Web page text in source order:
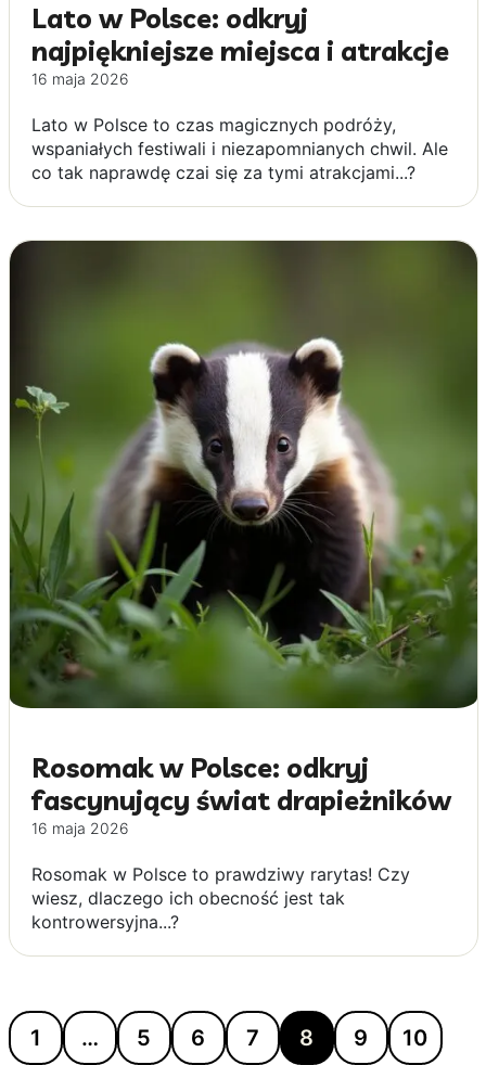
Lato w Polsce: odkryj
najpiękniejsze miejsca i atrakcje
16 maja 2026
Lato w Polsce to czas magicznych podróży,
wspaniałych festiwali i niezapomnianych chwil. Ale
co tak naprawdę czai się za tymi atrakcjami...?
Rosomak w Polsce: odkryj
fascynujący świat drapieżników
16 maja 2026
Rosomak w Polsce to prawdziwy rarytas! Czy
wiesz, dlaczego ich obecność jest tak
kontrowersyjna...?
1 … 5 6 7 8 9 10